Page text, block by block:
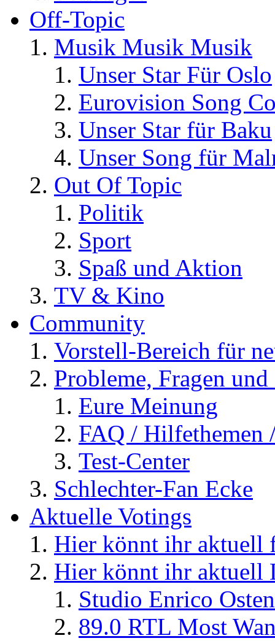
Off-Topic
Musik Musik Musik
Unser Star Für Oslo
Eurovision Song
Unser Star für Baku
Unser Song für
Out Of Topic
Politik
Sport
Spaß und Aktion
TV & Kino
Community
Vorstell-Bereich für
Probleme, Fragen
Eure Meinung
FAQ / Hilfethemen
Test-Center
Schlechter-Fan Ecke
Aktuelle Votings
Hier könnt ihr aktuell
Hier könnt ihr aktuell
Studio Enrico
89.0 RTL Most